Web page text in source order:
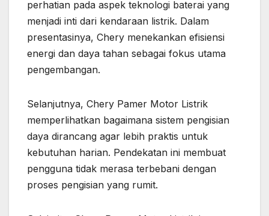
perhatian pada aspek teknologi baterai yang
menjadi inti dari kendaraan listrik. Dalam
presentasinya, Chery menekankan efisiensi
energi dan daya tahan sebagai fokus utama
pengembangan.
Selanjutnya, Chery Pamer Motor Listrik
memperlihatkan bagaimana sistem pengisian
daya dirancang agar lebih praktis untuk
kebutuhan harian. Pendekatan ini membuat
pengguna tidak merasa terbebani dengan
proses pengisian yang rumit.